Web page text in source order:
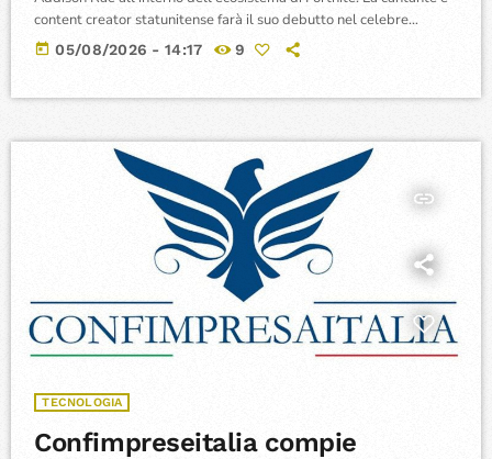
content creator statunitense farà il suo debutto nel celebre
videogioco battle royale come parte della Icon Series, la linea di
prodotti digitali riservata alle principali personalità della cultura
contenuti dedicati è programmato nello shop virtuale della
today 05/08/2026 - 14:17 9
insert_link
TECNOLOGIA
Confimpreseitalia compie